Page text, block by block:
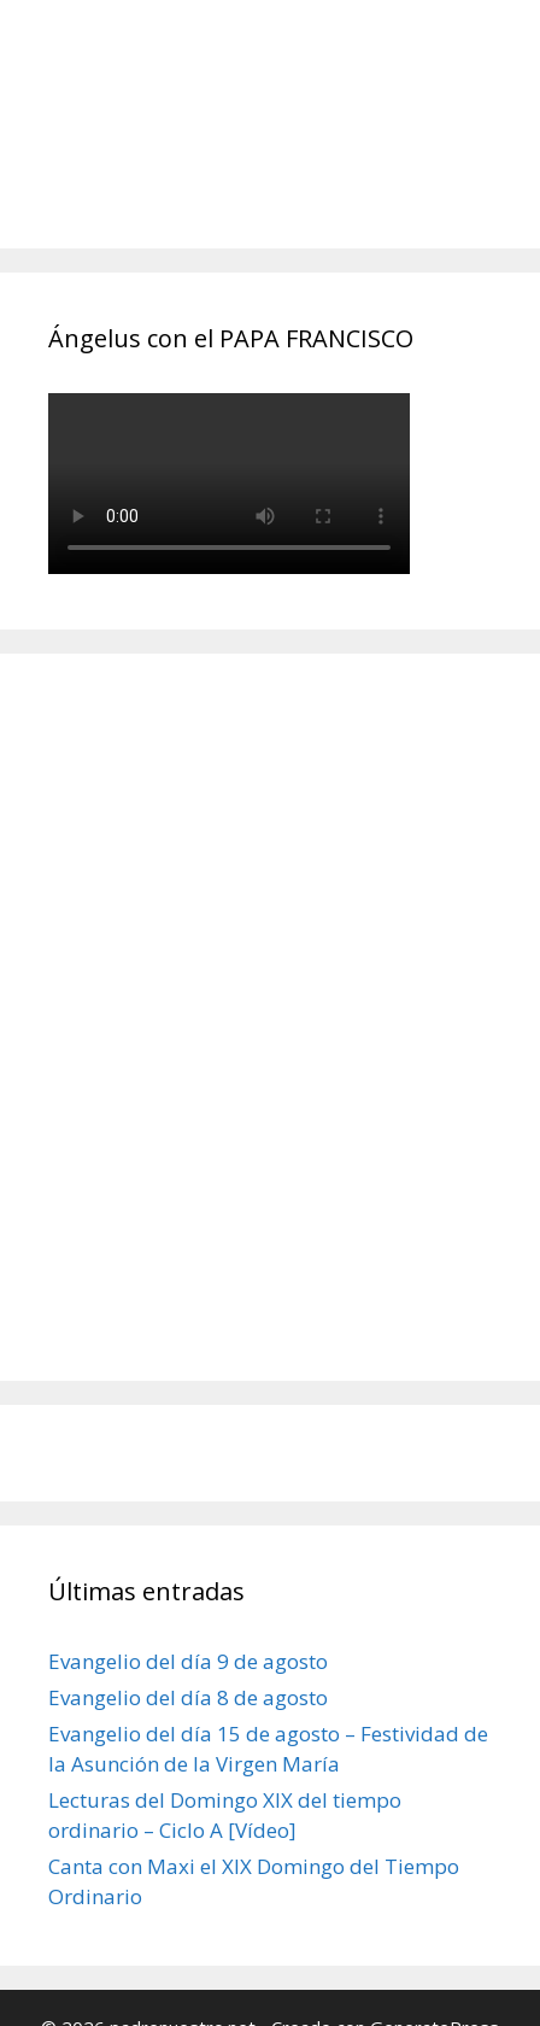
Ángelus con el PAPA FRANCISCO
Últimas entradas
Evangelio del día 9 de agosto
Evangelio del día 8 de agosto
Evangelio del día 15 de agosto – Festividad de
la Asunción de la Virgen María
Lecturas del Domingo XIX del tiempo
ordinario – Ciclo A [Vídeo]
Canta con Maxi el XIX Domingo del Tiempo
Ordinario